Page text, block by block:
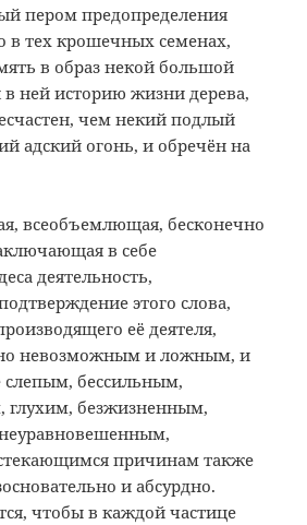
пером предопределения
в тех крошечных семенах,
в образ некой большой
в ней историю жизни дерева,
чем некий подлый
адский огонь, и обречён на
всеобъемлющая, бесконечно
в себе
деятельность,
этого слова,
её деятеля,
невозможным и ложным, и
бессильным,
глухим, безжизненным,
причинам также
и абсурдно.
чтобы в каждой частице